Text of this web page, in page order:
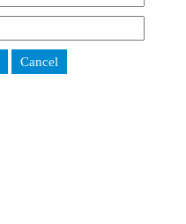
Cancel